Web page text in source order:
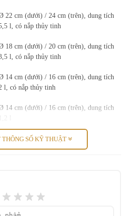
dung tích 5,5 l, có nắp thủy tinh.
dung tích 3,5 l, có nắp kính
(trên), có lớp chống dính
(trên), có lớp chống dính
cm (trên); dung tích 1,2 l
22 cm (dưới) / 24 cm (trên), dung tích
l, có nắp thủy tinh
18 cm (dưới) / 20 cm (trên), dung tích
l, có nắp thủy tinh
14 cm (dưới) / 16 cm (trên), dung tích
l, có nắp thủy tinh
14 cm (dưới) / 16 cm (trên), dung tích
22 cm (dưới) / 28 cm (trên), lớp phủ
dính
Thép không gỉ
SỐ KỸ THUẬT